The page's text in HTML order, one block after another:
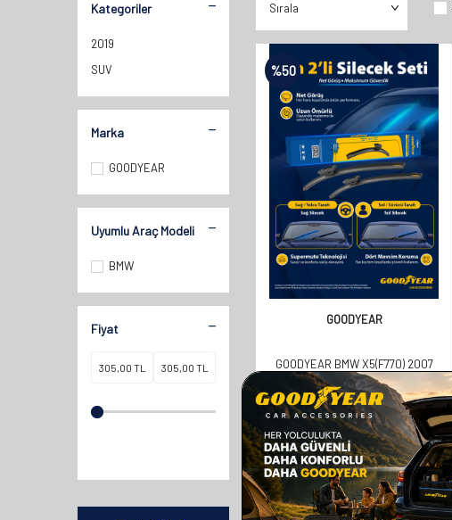
Kategoriler
2019
SUV
Marka
GOODYEAR
Uyumlu Araç Modeli
BMW
Fiyat
%50
GOODYEAR
GOODYEAR BMW X5(F770) 2007
VE SONRASI YILLAR UYUMLU
SUPERMUTE 2'LI MUZ SILECEK
TAKIMI 600MM 500MM
610,00TL
305,00TL